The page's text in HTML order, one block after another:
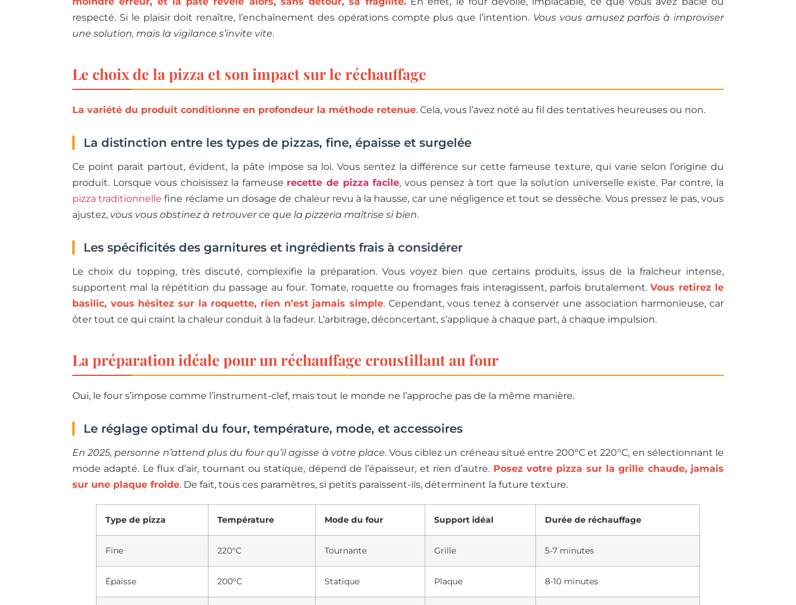
respecté. Si le plaisir doit renaître, l’enchaînement des opérations compte plus que l’intention. Vous vous amusez parfois à improviser
une solution, mais la vigilance s’invite vite.
Le choix de la pizza et son impact sur le réchauffage
La variété du produit conditionne en profondeur la méthode retenue. Cela, vous l’avez noté au fil des tentatives heureuses ou non.
La distinction entre les types de pizzas, fine, épaisse et surgelée
Ce point parait partout, évident, la pâte impose sa loi. Vous sentez la différence sur cette fameuse texture, qui varie selon l’origine du
produit. Lorsque vous choisissez la fameuse recette de pizza facile, vous pensez à tort que la solution universelle existe. Par contre, la
pizza traditionnelle fine réclame un dosage de chaleur revu à la hausse, car une négligence et tout se dessèche. Vous pressez le pas, vous
ajustez, vous vous obstinez à retrouver ce que la pizzeria maîtrise si bien.
Les spécificités des garnitures et ingrédients frais à considérer
Le choix du topping, très discuté, complexifie la préparation. Vous voyez bien que certains produits, issus de la fraîcheur intense,
supportent mal la répétition du passage au four. Tomate, roquette ou fromages frais interagissent, parfois brutalement.Vous retirez le
basilic, vous hésitez sur la roquette, rien n’est jamais simple. Cependant, vous tenez à conserver une association harmonieuse, car
ôter tout ce qui craint la chaleur conduit à la fadeur. L’arbitrage, déconcertant, s’applique à chaque part, à chaque impulsion.
La préparation idéale pour un réchauffage croustillant au four
Oui, le four s’impose comme l’instrument-clef, mais tout le monde ne l’approche pas de la même manière.
Le réglage optimal du four, température, mode, et accessoires
En 2025, personne n’attend plus du four qu’il agisse à votre place. Vous ciblez un créneau situé entre 200°C et 220°C, en sélectionnant le
mode adapté. Le flux d’air, tournant ou statique, dépend de l’épaisseur, et rien d’autre. Posez votre pizza sur la grille chaude, jamais
sur une plaque froide. De fait, tous ces paramètres, si petits paraissent-ils, déterminent la future texture.
Type de pizza Température Mode du four Support idéal Durée de réchauffage
Fine 220°C Tournante Grille 5-7 minutes
Épaisse 200°C Statique Plaque 8-10 minutes